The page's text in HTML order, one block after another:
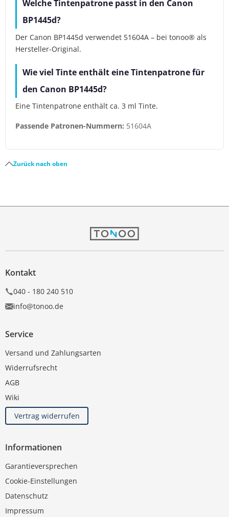
Welche Tintenpatrone passt in den Canon
BP1445d?
Der Canon BP1445d verwendet 51604A – bei tonoo® als
Hersteller-Original.
Wie viel Tinte enthält eine Tintenpatrone für
den Canon BP1445d?
Eine Tintenpatrone enthält ca. 3 ml Tinte.
Passende Patronen-Nummern: 51604A
Zurück nach oben
Kontakt
040 - 180 240 510
info@tonoo.de
Service
Versand und Zahlungsarten
Widerrufsrecht
AGB
Wiki
Vertrag widerrufen
Informationen
Garantieversprechen
Cookie-Einstellungen
Datenschutz
Impressum